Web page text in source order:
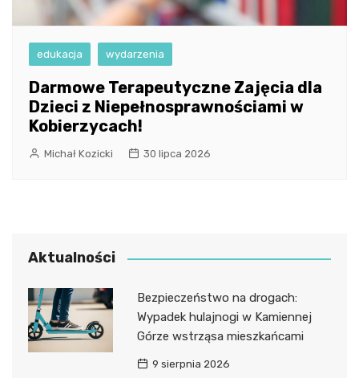
edukacja wydarzenia
Darmowe Terapeutyczne Zajęcia dla
Dzieci z Niepełnosprawnościami w
Kobierzycach!
Michał Kozicki 30 lipca 2026
Aktualności
Bezpieczeństwo na drogach:
Wypadek hulajnogi w Kamiennej
Górze wstrząsa mieszkańcami
9 sierpnia 2026